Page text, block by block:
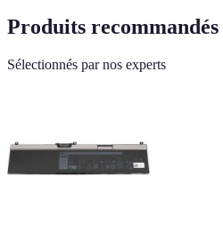
Produits recommandés
Sélectionnés par nos experts